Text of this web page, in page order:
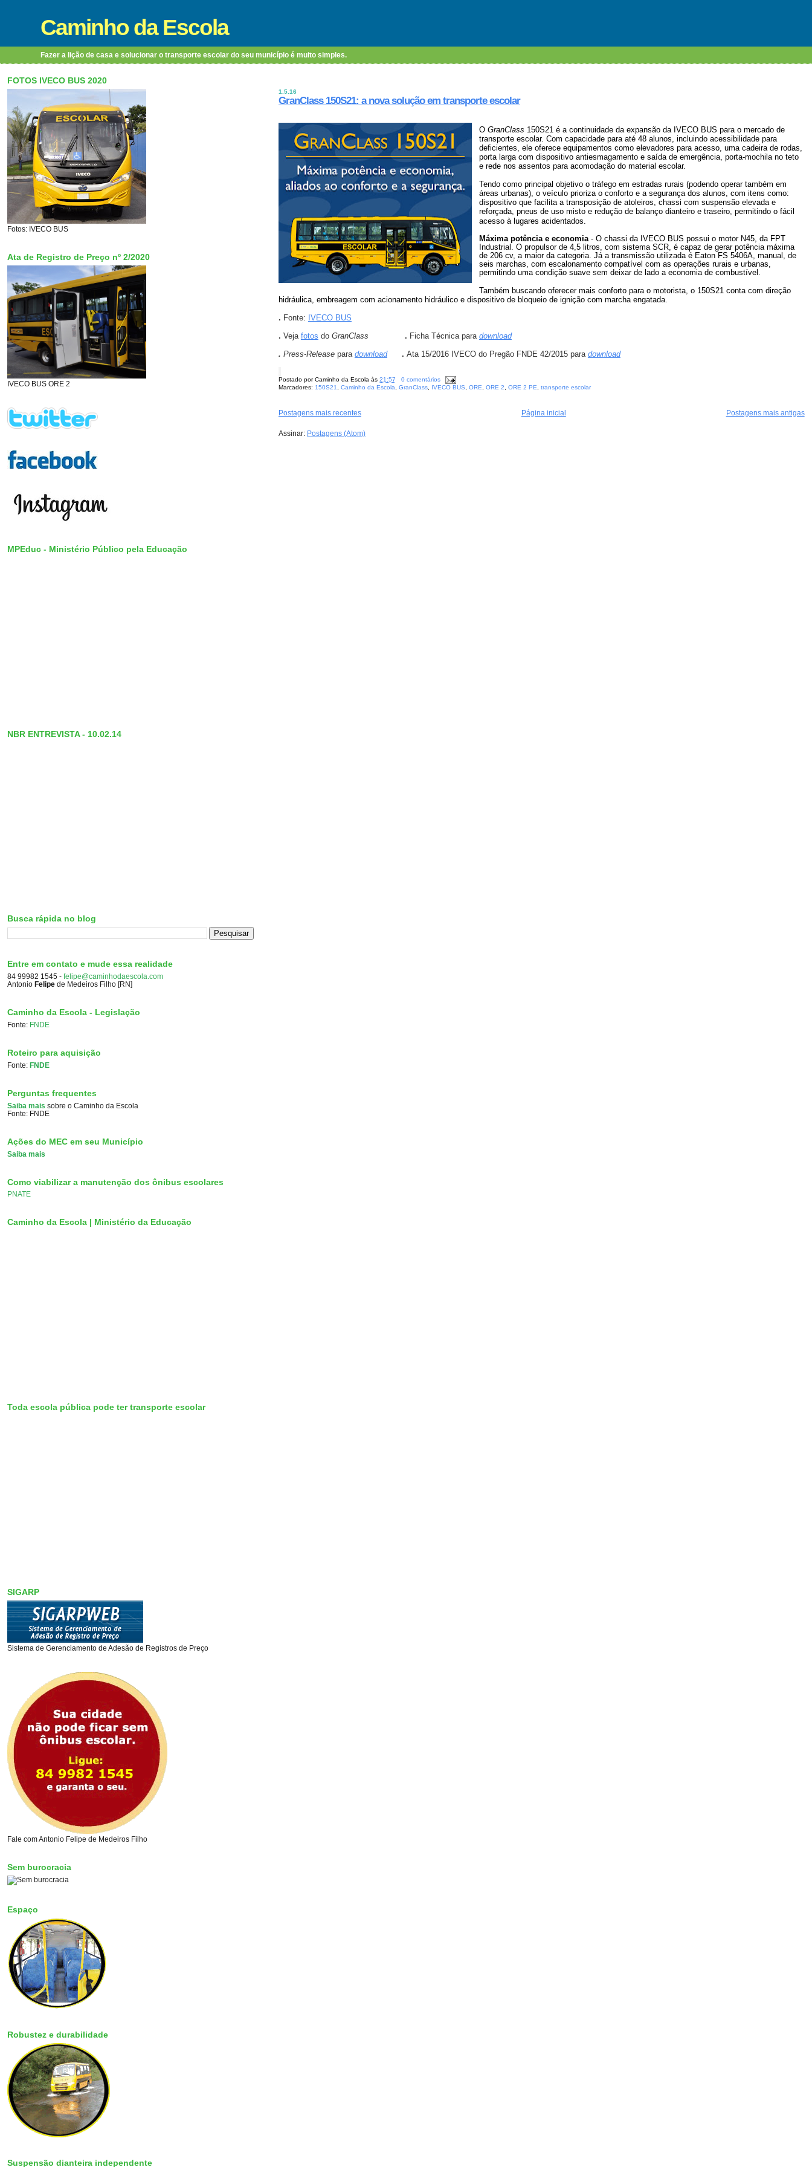
Caminho da Escola
Fazer a lição de casa e solucionar o transporte escolar do seu município é muito simples.
1.5.16
GranClass 150S21: a nova solução em transporte escolar
OGranClass 150S21 é a continuidade da expansão da IVECO BUS para o mercado de
transporte escolar. Com capacidade para até 48 alunos, incluindo acessibilidade para
deficientes, ele oferece equipamentos como elevadores para acesso, uma cadeira de rodas,
porta larga com dispositivo antiesmagamento e saída de emergência, porta-mochila no teto
e rede nos assentos para acomodação do material escolar.
Tendo como principal objetivo o tráfego em estradas rurais (podendo operar também em
áreas urbanas), o veículo prioriza o conforto e a segurança dos alunos, com itens como:
dispositivo que facilita a transposição de atoleiros, chassi com suspensão elevada e
reforçada, pneus de uso misto e redução de balanço dianteiro e traseiro, permitindo o fácil
acesso à lugares acidentados.
Máxima potência e economia-O chassi da IVECO BUS possui o motor N45, da FPT
Industrial. O propulsor de 4,5 litros, com sistema SCR, é capaz de gerar potência máxima
de 206 cv, a maior da categoria. Já a transmissão utilizada é Eaton FS 5406A, manual, de
seis marchas, com escalonamento compatível com as operações rurais e urbanas,
permitindo uma condição suave sem deixar de lado a economia de combustível.
Também buscando oferecer mais conforto para o motorista, o 150S21 conta com direção
hidráulica, embreagem com acionamento hidráulico e dispositivo de bloqueio de ignição com marcha engatada.
. Fonte: IVECO BUS
. Veja fotos do GranClass . Ficha Técnica para download
. Press-Release para download . Ata 15/2016 IVECO do Pregão FNDE 42/2015 para download
Postado porCaminho da Escola às 21:57
0 comentários
Marcadores: 150S21 Caminho da Escola GranClass, IVECO BUS ORE ORE 2 ORE 2 PE transporte escolar
Postagens mais recentes Postagens mais antigas
Página inicial
Assinar: Postagens (Atom)
FOTOS IVECO BUS 2020
Fotos: IVECO BUS
Ata de Registro de Preço nº 2/2020
IVECO BUS ORE 2
MPEduc - Ministério Público pela Educação
NBR ENTREVISTA - 10.02.14
Busca rápida no blog
Entre em contato e mude essa realidade
84 99982 1545 -felipe@caminhodaescola.com
Antonio Felipe de Medeiros Filho [RN]
Caminho da Escola - Legislação
Fonte: FNDE
Roteiro para aquisição
Fonte:FNDE
Perguntas frequentes
Saiba mais sobre o Caminho da Escola
Fonte: FNDE
Ações do MEC em seu Município
Saiba mais
Como viabilizar a manutenção dos ônibus escolares
PNATE
Caminho da Escola | Ministério da Educação
Toda escola pública pode ter transporte escolar
SIGARP
Sistema de Gerenciamento de Adesão de Registros de Preço
Fale com Antonio Felipe de Medeiros Filho
Sem burocracia
Espaço
Robustez e durabilidade
Suspensão dianteira independente